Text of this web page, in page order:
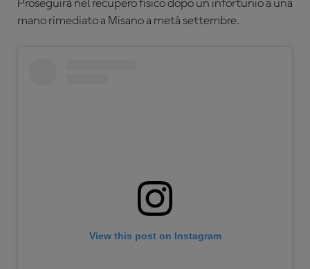
Proseguirà nel recupero fisico dopo un infortunio a una
mano rimediato a Misano a metà settembre.
View this post on Instagram